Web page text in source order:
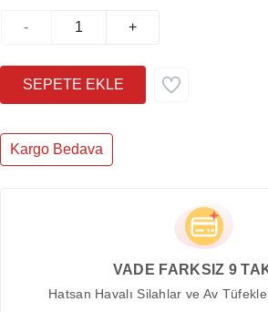
- +
Kargo Bedava
VADE FARKSIZ 9
Hatsan Havalı Silahlar ve Av